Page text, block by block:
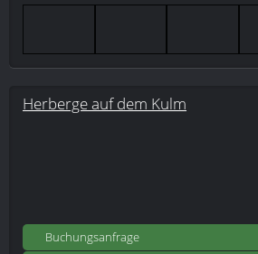
Herberge auf dem Kulm
Buchungsanfrage